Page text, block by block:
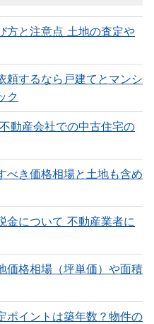
方と注意点 土地の査定や
頼するなら戸建てとマンシ
ク
動産会社での中古住宅の
べき価格相場と土地も含め
金について 不動産業者に
価格相場（坪単価）や面積
ポイントは築年数？物件の